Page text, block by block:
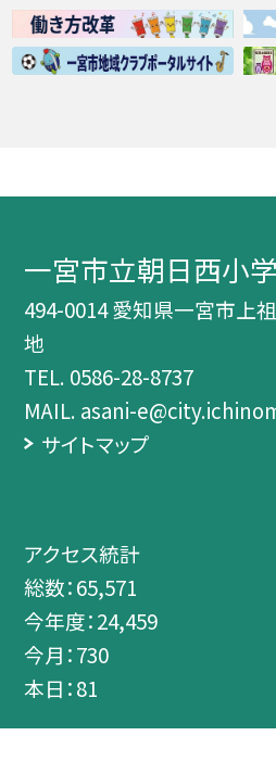
一宮市立朝日西小
494-0014 愛知県一宮市上
地
TEL. 0586-28-8737
MAIL. asani-
サイトマップ
アクセス統計
総数：65,571
今年度：24,459
今月：730
本日：81